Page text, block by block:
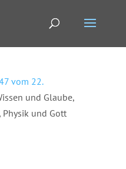
vom 22.
und Glaube,
und Gott